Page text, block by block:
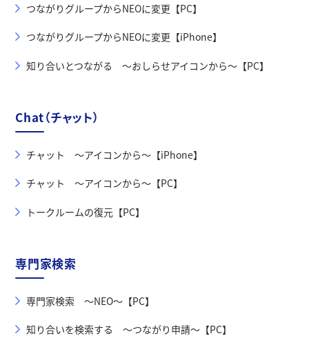
つながりグループからNEOに変更【PC】
つながりグループからNEOに変更【iPhone】
知り合いとつながる ～おしらせアイコンから～【PC】
Chat（チャット）
チャット ～アイコンから～【iPhone】
チャット ～アイコンから～【PC】
トークルームの復元【PC】
専門家検索
専門家検索 ～NEO～【PC】
知り合いを検索する ～つながり申請～【PC】